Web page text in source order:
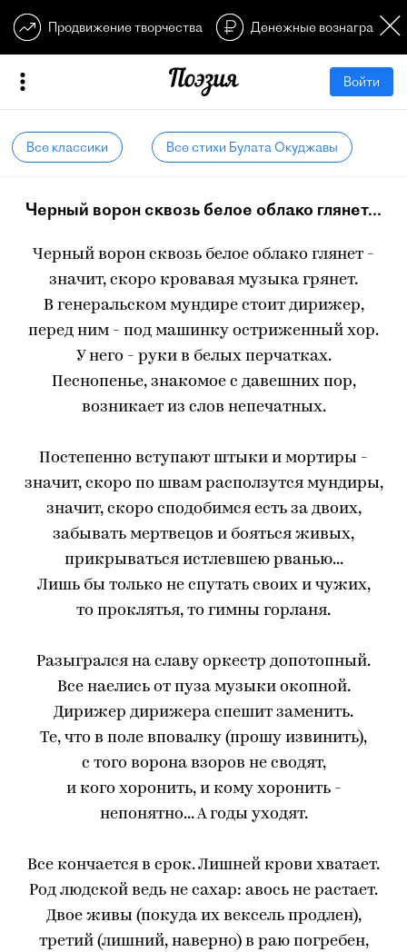
Продвижение творчества Денежные
Войти
Все классики Все стихи Булата Окуджавы
Черный ворон сквозь белое облако глянет...
Черный ворон сквозь белое облако глянет -
значит, скоро кровавая музыка грянет.
В генеральском мундире стоит дирижер,
перед ним - под машинку остриженный хор.
У него - руки в белых перчатках.
Песнопенье, знакомое с давешних пор,
возникает из слов непечатных.
Постепенно вступают штыки и мортиры -
значит, скоро по швам расползутся мундиры,
значит, скоро сподобимся есть за двоих,
забывать мертвецов и бояться живых,
прикрываться истлевшею рванью...
Лишь бы только не спутать своих и чужих,
то проклятья, то гимны горланя.
Разыгрался на славу оркестр допотопный.
Все наелись от пуза музыки окопной.
Дирижер дирижера спешит заменить.
Те, что в поле вповалку (прошу извинить),
с того ворона взоров не сводят,
и кого хоронить, и кому хоронить -
непонятно... А годы уходят.
Все кончается в срок. Лишней крови хватает.
Род людской ведь не сахар: авось не растает.
Двое живы (покуда их вексель продлен),
третий (лишний, наверно) в раю погребен,